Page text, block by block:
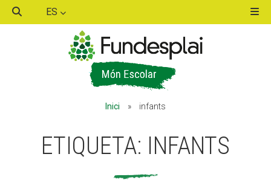
ES
Inici » infants
ETIQUETA: INFANTS
ACTIVITATS D'ESTIU
ALBERG CENTRE ESPLAI